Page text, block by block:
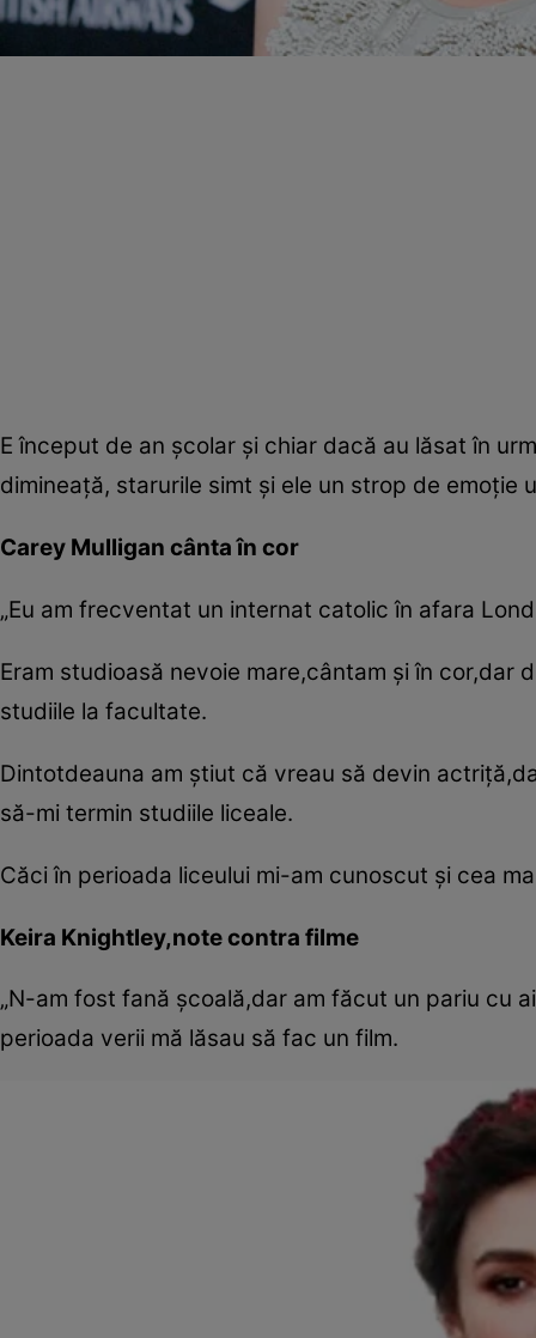
E început de an şcolar şi chiar dacă au lăsat în
dimineaţă, starurile simt şi ele un strop de
Carey Mulligan cânta în cor
„Eu am frecventat un internat catolic în afara
Eram studioasă nevoie mare,cântam şi în
studiile la facultate.
Dintotdeauna am ştiut că vreau să devin
să-mi termin studiile liceale.
Căci în perioada liceului mi-am cunoscut şi cea
Keira Knightley,note contra filme
„N-am fost fană şcoală,dar am făcut un pariu cu
perioada verii mă lăsau să fac un film.